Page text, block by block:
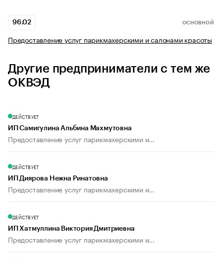
96.02 ОСНОВНОЙ
Предоставление услуг парикмахерскими и салонами красоты
Другие предприниматели с тем же
ОКВЭД
ДЕЙСТВУЕТ
ИП Самигулина Альбина Махмутовна
Предоставление услуг парикмахерскими и...
ДЕЙСТВУЕТ
ИП Диярова Нежна Ринатовна
Предоставление услуг парикмахерскими и...
ДЕЙСТВУЕТ
ИП Хатмуллина Виктория Дмитриевна
Предоставление услуг парикмахерскими и...